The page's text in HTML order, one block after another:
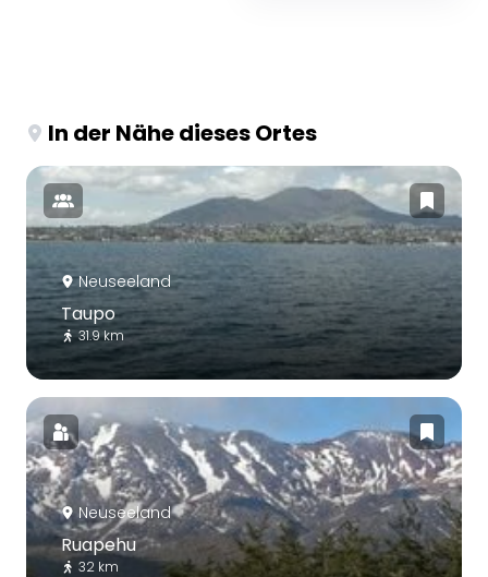
In der Nähe dieses Ortes
Neuseeland
Taupo
31.9 km
Neuseeland
Ruapehu
32 km